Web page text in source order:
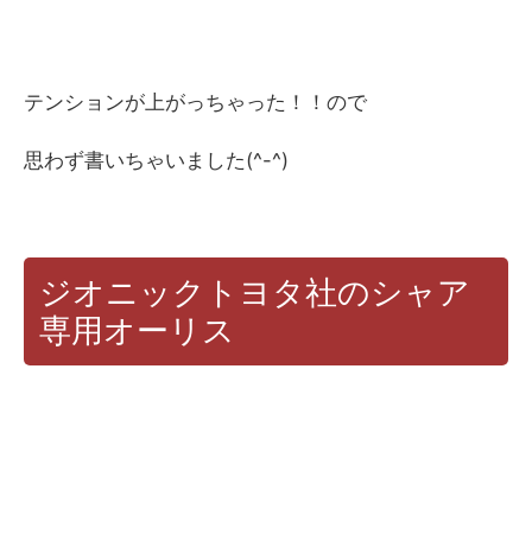
テンションが上がっちゃった！！ので
思わず書いちゃいました(^-^)
ジオニックトヨタ社のシャア
専用オーリス